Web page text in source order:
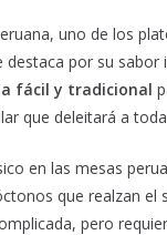
uno de los
destaca por su
fácil y tradicional
que deleitará a
en las mesas
que realzan
pero